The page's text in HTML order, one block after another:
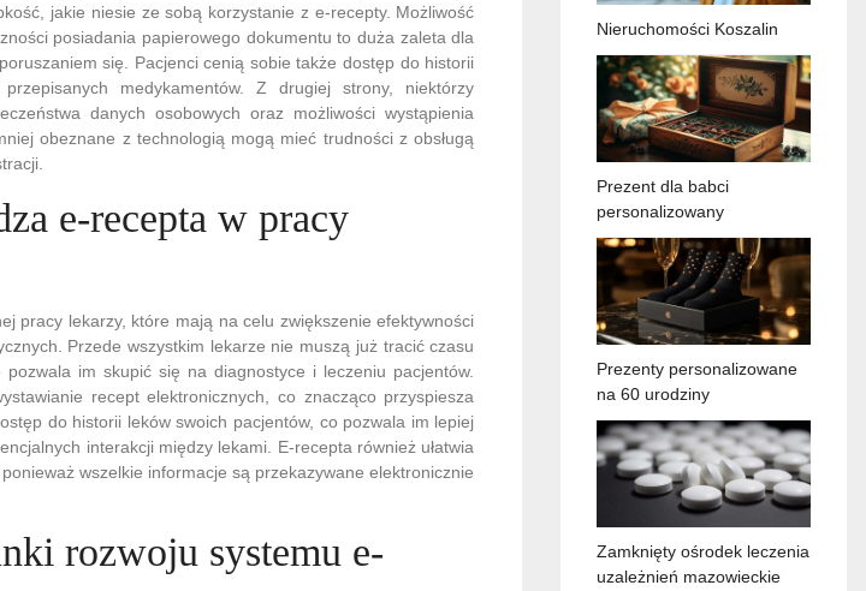
jakie niesie ze sobą korzystanie z e-recepty. Możliwość
posiadania papierowego dokumentu to duża zaleta dla
się. Pacjenci cenią sobie także dostęp do historii
medykamentów. Z drugiej strony, niektórzy
danych osobowych oraz możliwości wystąpienia
obeznane z technologią mogą mieć trudności z obsługą
e-recepta w pracy
pracy lekarzy, które mają na celu zwiększenie efektywności
Przede wszystkim lekarze nie muszą już tracić czasu
im skupić się na diagnostyce i leczeniu pacjentów.
recept elektronicznych, co znacząco przyspiesza
do historii leków swoich pacjentów, co pozwala im lepiej
interakcji między lekami. E-recepta również ułatwia
wszelkie informacje są przekazywane elektronicznie
rozwoju systemu e-
Nieruchomości Koszalin
Prezent dla babci
personalizowany
Prezenty personalizowane
na 60 urodziny
Zamknięty ośrodek leczenia
uzależnień mazowieckie